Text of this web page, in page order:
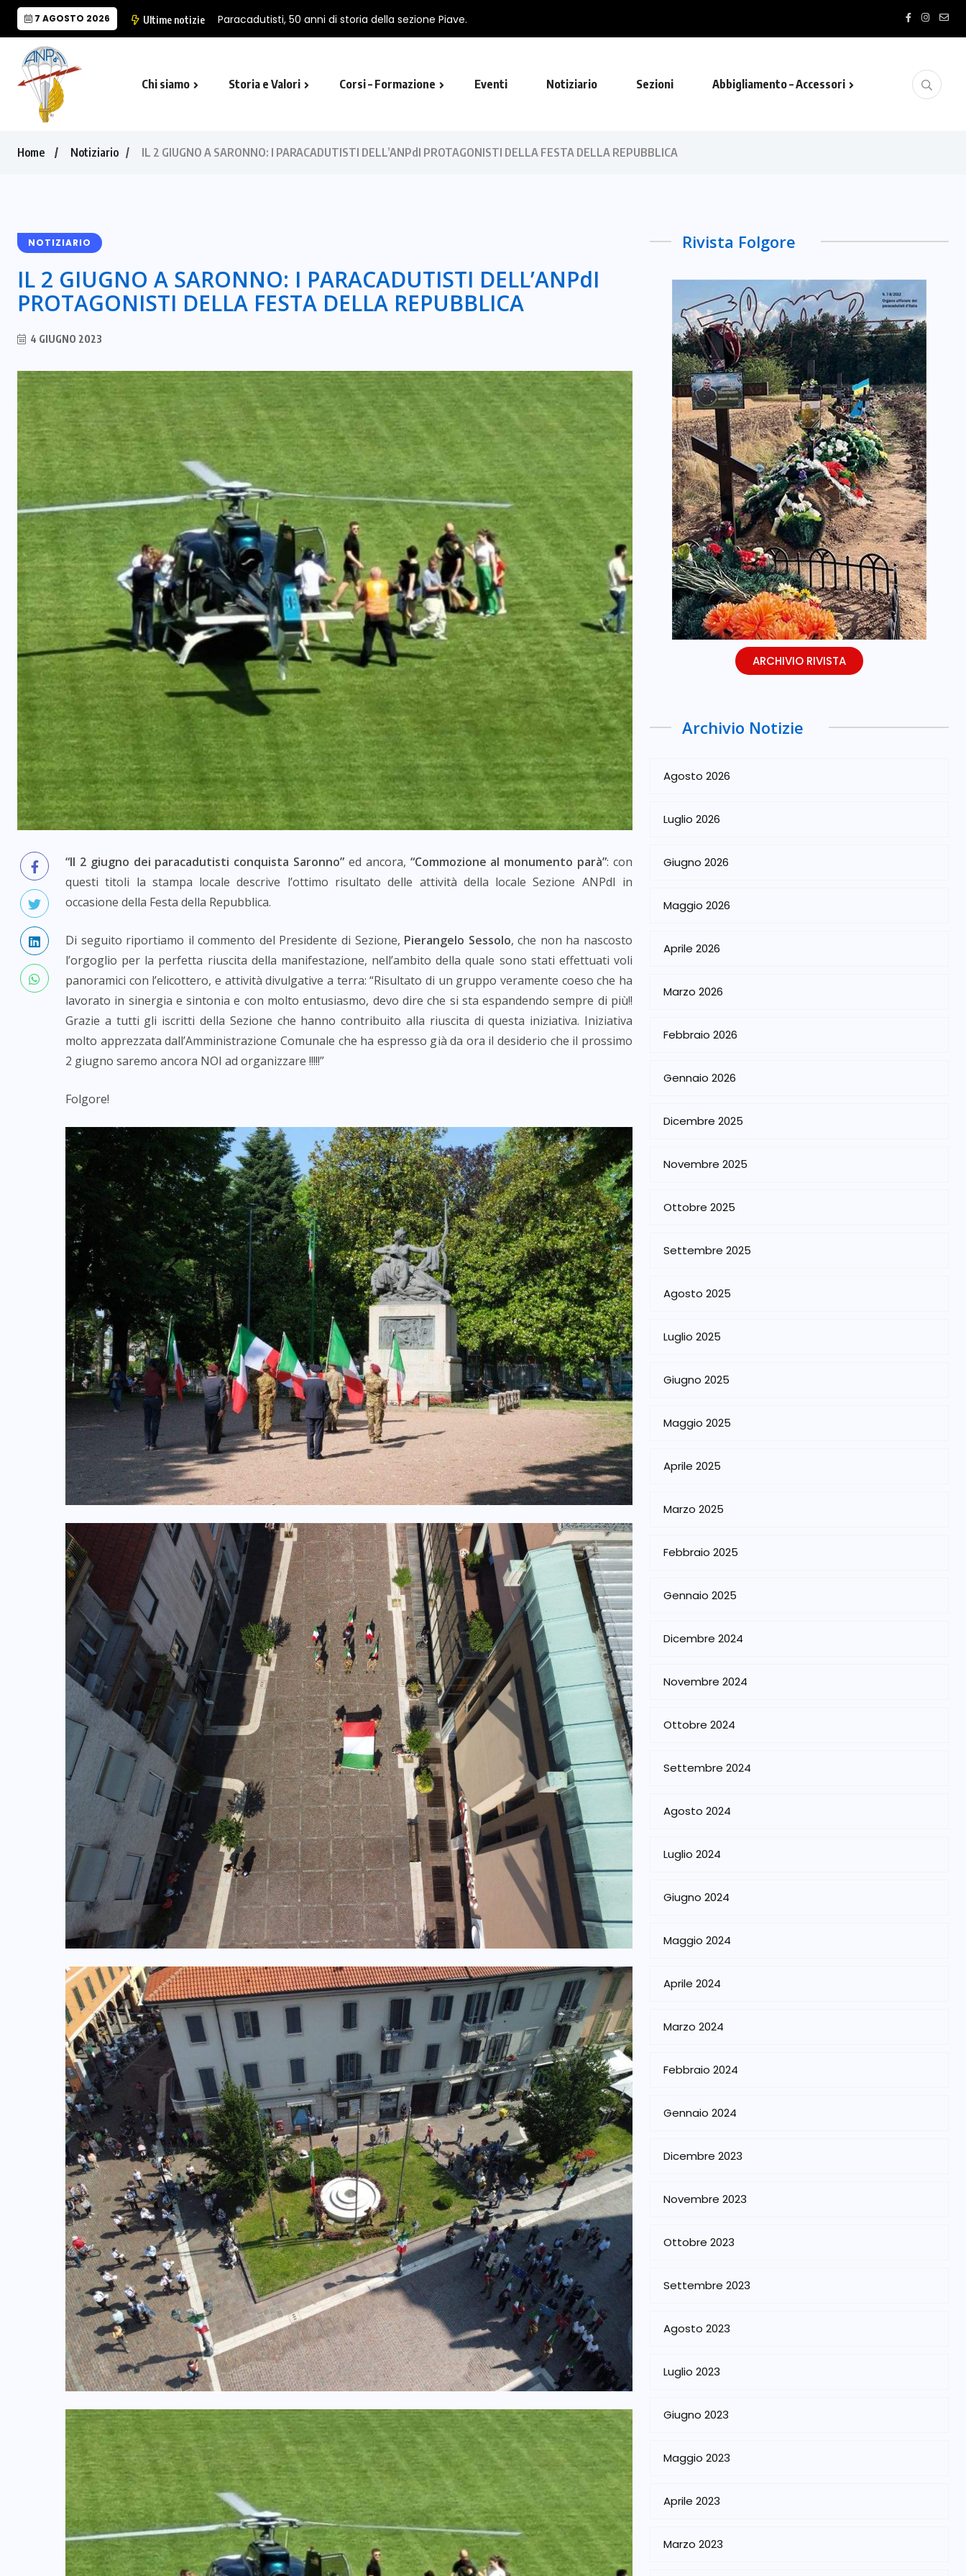
7 AGOSTO 2026 Ultime notizie Paracadutisti, 50 anni di storia della sezione Piave.
Chi siamo Storia e Valori Corsi – Formazione Eventi Notiziario Sezioni Abbigliamento – Accessori
Home Notiziario IL 2 GIUGNO A SARONNO: I PARACADUTISTI DELL’ANPdI PROTAGONISTI DELLA FESTA DELLA REPUBBLICA
NOTIZIARIO
IL 2 GIUGNO A SARONNO: I PARACADUTISTI DELL’ANPdI
PROTAGONISTI DELLA FESTA DELLA REPUBBLICA
4 GIUGNO 2023
“Il 2 giugno dei paracadutisti conquista Saronno” ed ancora, “Commozione al monumento parà”: con
questi titoli la stampa locale descrive l’ottimo risultato delle attività della locale Sezione ANPdI in
occasione della Festa della Repubblica.
Di seguito riportiamo il commento del Presidente di Sezione, Pierangelo Sessolo, che non ha nascosto
l’orgoglio per la perfetta riuscita della manifestazione, nell’ambito della quale sono stati effettuati voli
panoramici con l’elicottero, e attività divulgative a terra: “Risultato di un gruppo veramente coeso che ha
lavorato in sinergia e sintonia e con molto entusiasmo, devo dire che si sta espandendo sempre di più!!
Grazie a tutti gli iscritti della Sezione che hanno contribuito alla riuscita di questa iniziativa. Iniziativa
molto apprezzata dall’Amministrazione Comunale che ha espresso già da ora il desiderio che il prossimo
2 giugno saremo ancora NOI ad organizzare !!!!!”
Folgore!
Rivista Folgore
ARCHIVIO RIVISTA
Archivio Notizie
Agosto 2026
Luglio 2026
Giugno 2026
Maggio 2026
Aprile 2026
Marzo 2026
Febbraio 2026
Gennaio 2026
Dicembre 2025
Novembre 2025
Ottobre 2025
Settembre 2025
Agosto 2025
Luglio 2025
Giugno 2025
Maggio 2025
Aprile 2025
Marzo 2025
Febbraio 2025
Gennaio 2025
Dicembre 2024
Novembre 2024
Ottobre 2024
Settembre 2024
Agosto 2024
Luglio 2024
Giugno 2024
Maggio 2024
Aprile 2024
Marzo 2024
Febbraio 2024
Gennaio 2024
Dicembre 2023
Novembre 2023
Ottobre 2023
Settembre 2023
Agosto 2023
Luglio 2023
Giugno 2023
Maggio 2023
Aprile 2023
Marzo 2023